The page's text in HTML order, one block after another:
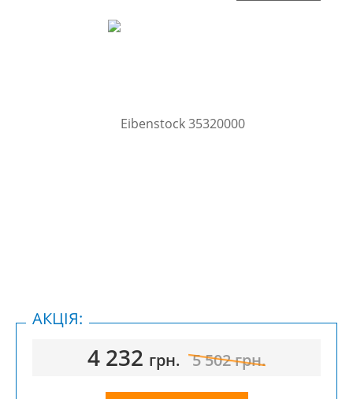
4 232 грн. 5 502грн.
АКЦІЯ: